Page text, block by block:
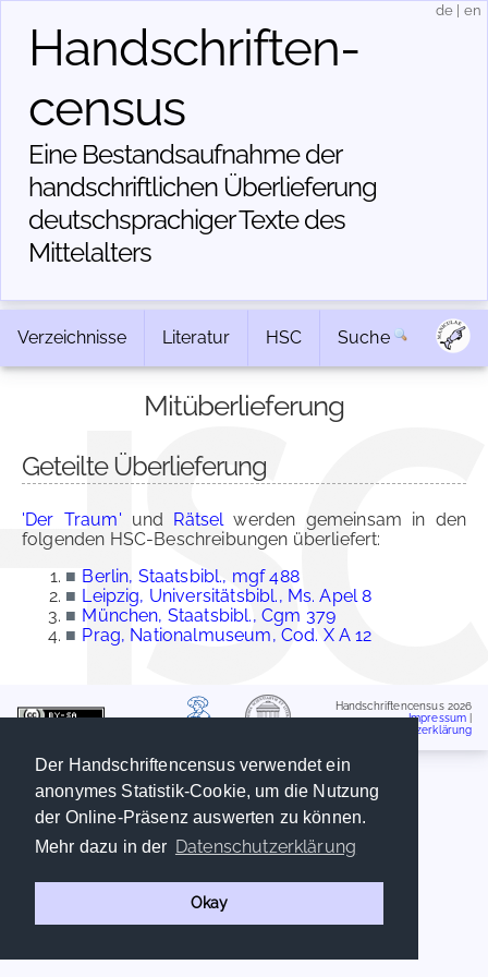
Der Handschriftencensus verwendet ein
anonymes Statistik-Cookie, um die Nutzung
der Online-Präsenz auswerten zu können.
Mehr dazu in der Datenschutzerklärung
Okay
Handschriften­
census
Eine Bestandsaufnahme der
handschriftlichen Über­lieferung
deutschsprachiger Texte des
Mittelalters
de en
Verzeichnisse Literatur HSC Suche
Mitüberlieferung
Geteilte Überlieferung
'Der Traum' und Rätselwerden gemeinsam in den
folgenden HSC-Beschreibungen überliefert:
■ Berlin, Staatsbibl., mgf 488
■ Leipzig, Universitätsbibl., Ms. Apel 8
■ München, Staatsbibl., Cgm 379
■ Prag, Nationalmuseum, Cod. X A 12
Handschriftencensus 2026
Impressum
Datenschutzerklärung